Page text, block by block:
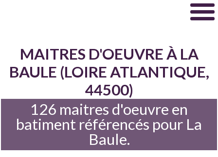
MAITRES D'OEUVRE À LA
BAULE (LOIRE ATLANTIQUE,
44500)
126 maitres d'oeuvre en
batiment référencés pour La
Baule.